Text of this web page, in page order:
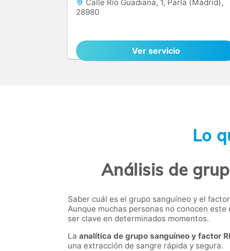
Calle Río Guadiana, 1, Parla (Madrid),
28980
Ver servicio
Lo
Análisis de
Saber cuál es el grupo sanguíneo y el
Aunque muchas personas no conocen
ser clave en determinados momentos.
La analítica de grupo sanguíneo y factor
una extracción de sangre rápida y segura.